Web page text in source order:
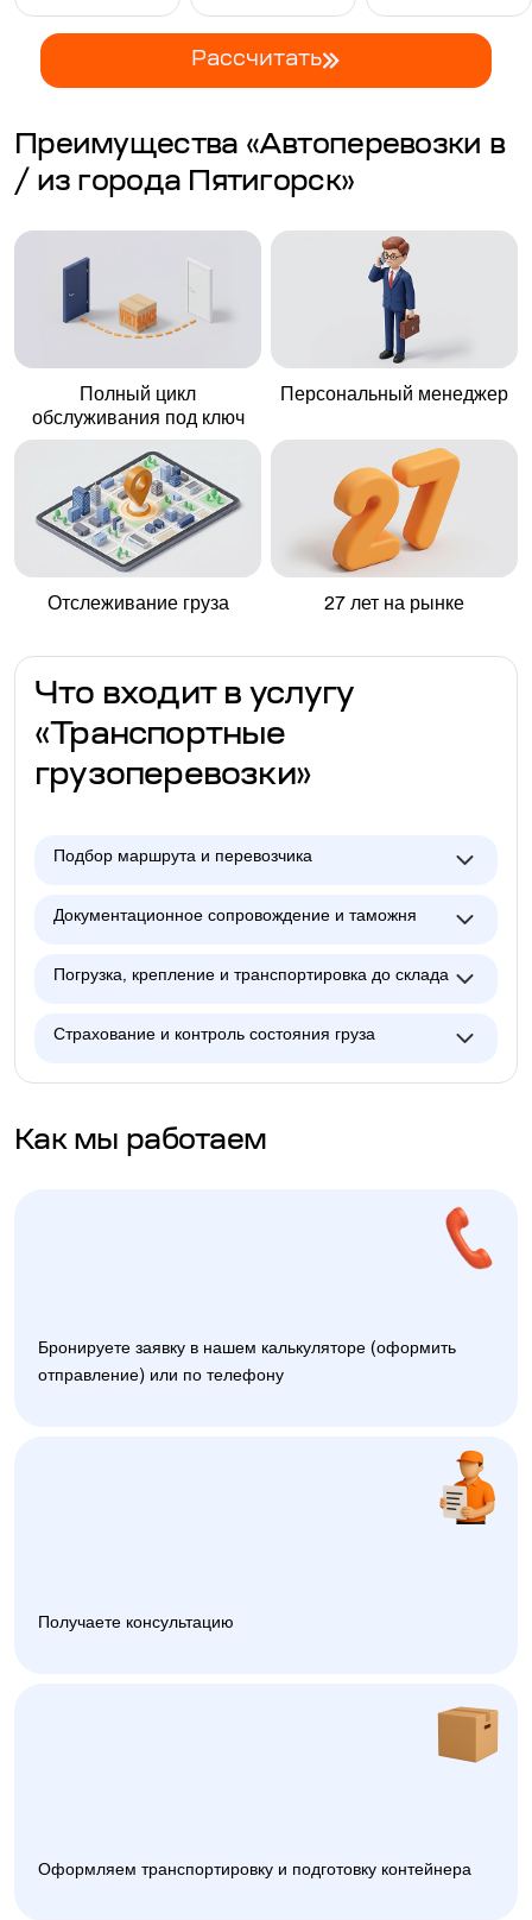
Рассчитать
Преимущества «Автоперевозки в
/ из города Пятигорск»
Полный цикл
обслуживания под ключ
Персональный менеджер
Отслеживание груза 27 лет на рынке
Что входит в услугу
«Транспортные
грузоперевозки»
Подбор маршрута и перевозчика
Документационное сопровождение и таможня
Погрузка, крепление и транспортировка до склада
Страхование и контроль состояния груза
Как мы работаем
Бронируете заявку в нашем калькуляторе (оформить
отправление) или по телефону
Получаете консультацию
Оформляем транспортировку и подготовку контейнера